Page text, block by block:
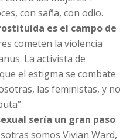
con saña, con odio.
es el campo de
cometen la violencia
La activista de
el estigma se combate
las feministas, y no
sería un gran paso
somos Vivian Ward,